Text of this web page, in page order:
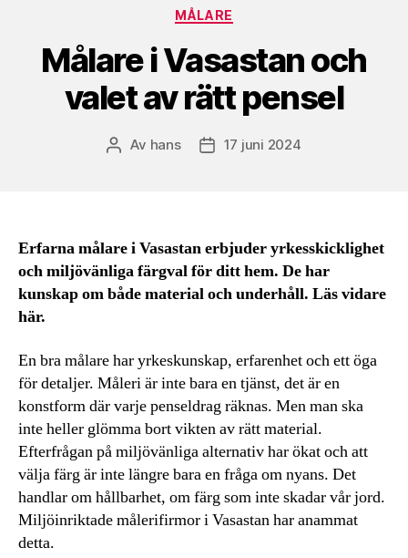
Kategorier
MÅLARE
Målare i Vasastan och
valet av rätt pensel
Inläggsförfattare
Av hans Inläggsdatum
17 juni 2024
Erfarna målare i Vasastan erbjuder yrkesskicklighet
och miljövänliga färgval för ditt hem. De har
kunskap om både material och underhåll. Läs vidare
här.
En bra målare har yrkeskunskap, erfarenhet och ett öga
för detaljer. Måleri är inte bara en tjänst, det är en
konstform där varje penseldrag räknas. Men man ska
inte heller glömma bort vikten av rätt material.
Efterfrågan på miljövänliga alternativ har ökat och att
välja färg är inte längre bara en fråga om nyans. Det
handlar om hållbarhet, om färg som inte skadar vår jord.
Miljöinriktade målerifirmor i Vasastan har anammat
detta.